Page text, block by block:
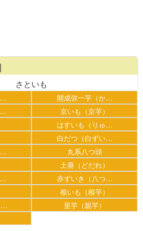
さといも
…
開成弥一芋（か…
…
京いも（京芋）
はすいも（りゅ…
白だつ（白ずい…
…
丸系八つ頭
土垂（どだれ）
…
赤ずいき（八つ…
根いも（根芋）
…
里芋（親芋）